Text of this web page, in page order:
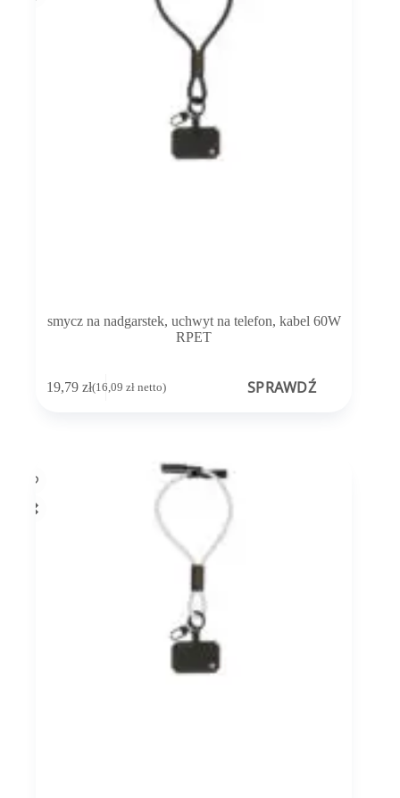
smycz na nadgarstek, uchwyt na telefon, kabel 60W
RPET
19,79 zł(16,09 złnetto) SPRAWDŹ